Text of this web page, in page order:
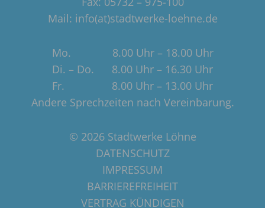
Mail: info(at)stadtwerke-loehne.de
Mo. 8.00 Uhr – 18.00 Uhr
Di. – Do. 8.00 Uhr – 16.30 Uhr
Fr. 8.00 Uhr – 13.00 Uhr
Andere Sprechzeiten nach Vereinbarung.
© 2026 Stadtwerke Löhne
DATENSCHUTZ
IMPRESSUM
BARRIEREFREIHEIT
VERTRAG KÜNDIGEN